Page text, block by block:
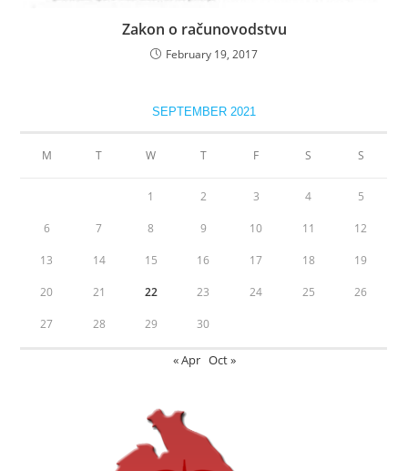
Zakon o računovodstvu
February 19, 2017
SEPTEMBER 2021
M T W T F S S
1 2 3 4 5
6 7 8 9 10 11 12
13 14 15 16 17 18 19
20 21 22 23 24 25 26
27 28 29 30
« Apr Oct »